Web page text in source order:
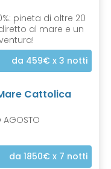
pineta di oltre 20
al mare e un
da 459€ x 3 notti
Cattolica
AGOSTO
da 1850€ x 7 notti